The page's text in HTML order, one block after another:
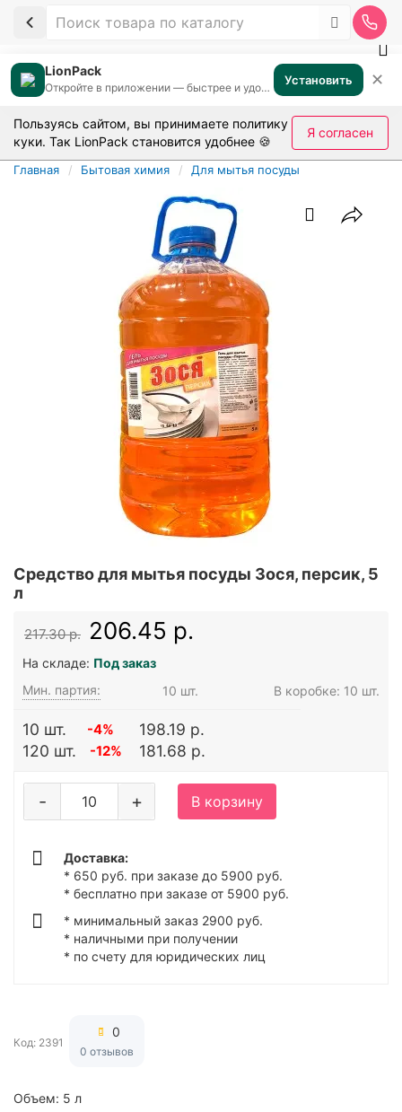
LionPack
Откройте в приложении — быстрее и удобнее Установить ✕
Пользуясь сайтом, вы принимаете политику
куки. Так LionPack становится удобнее 🍪
Я согласен
Главная Бытовая химия Для мытья посуды
Средство для мытья посуды Зося, персик, 5
л
Объем: 5 л
217.30 р. 206.45 р.
На складе: Под заказ
Мин. партия:
10 шт. В коробке: 10 шт.
10 шт. -4%
198.19 р.
120 шт.
-12% 181.68 р.
+
- В корзину
Доставка:
* 650 руб. при заказе до 5900 руб.
* бесплатно при заказе от 5900 руб.
* минимальный заказ 2900 руб.
* наличными при получении
* по счету для юридических лиц
Код: 2391
0
0 отзывов